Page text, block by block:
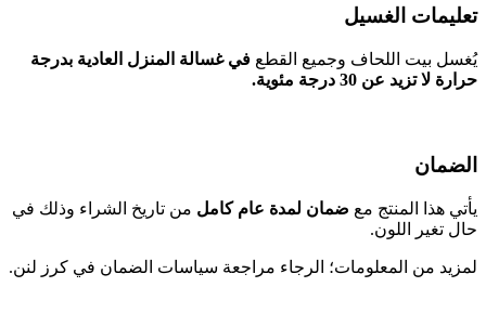
تعليمات الغسيل
يُغسل بيت اللحاف وجميع القطع في غسالة المنزل العادية بدرجة
حرارة لا تزيد عن 30 درجة مئوية.
الضمان
يأتي هذا المنتج مع ضمان لمدة عام كامل من تاريخ الشراء وذلك في
حال تغير اللون.
لمزيد من المعلومات؛ الرجاء مراجعة سياسات الضمان في كرز لنن.